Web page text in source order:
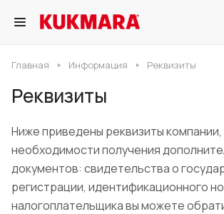
Главная Информация Реквизиты
Реквизиты
Ниже приведены реквизиты компании,
необходимости получения
документов: свидетельства о
регистрации, идентификационного
налогоплательщика вы можете